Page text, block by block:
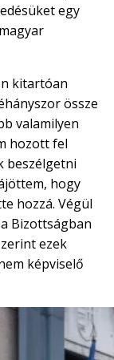
egy
kitartóan
össze
valamilyen
hozott fel
beszélgetni
hogy
hozzá. Végül
Bizottságban
ezek
képviselő